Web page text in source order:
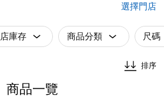
選擇門店
庫存 商品分類 尺碼
排序
商品一覽